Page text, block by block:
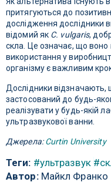
притягуються до
дослідження дослідники
відомий як C. vulgaris,
скла. Це означає, що
використання у
організму є важливим
Дослідники
застосований до будь-
реалізувати у будь-якій
ультразвукової ванни.
Джерела:Curtin University
Теги: #ультразвук
Автор:Майкл Франко